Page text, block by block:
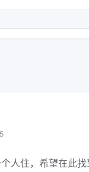
人住，希望在此